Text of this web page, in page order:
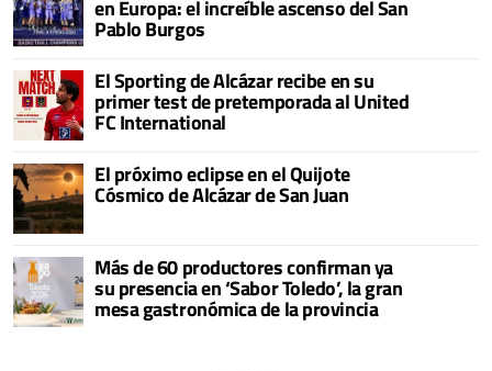
en Europa: el increíble ascenso del San
Pablo Burgos
El Sporting de Alcázar recibe en su
primer test de pretemporada al United
FC International
El próximo eclipse en el Quijote
Cósmico de Alcázar de San Juan
Más de 60 productores confirman ya
su presencia en ‘Sabor Toledo’, la gran
mesa gastronómica de la provincia